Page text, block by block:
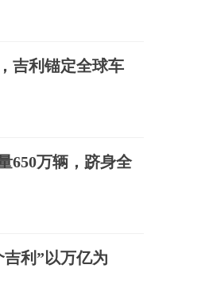
吉利锚定全球车
650万辆，跻身全
吉利”以万亿为